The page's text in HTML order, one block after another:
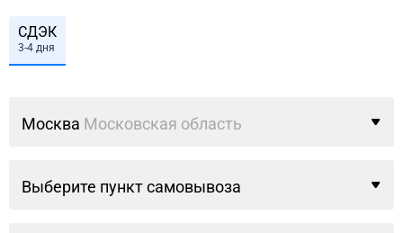
СДЭК
3-4 дня
Москва Московская область
Выберите пункт самовывоза